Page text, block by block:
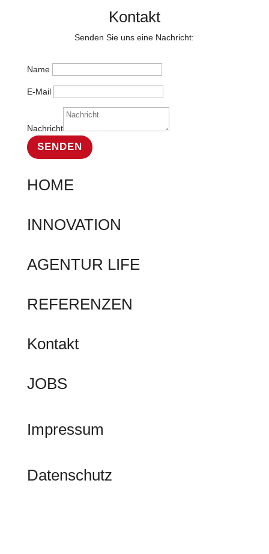
Kontakt
Senden Sie uns eine Nachricht:
Name
E-Mail
Nachricht
SENDEN
HOME
INNOVATION
AGENTUR LIFE
REFERENZEN
Kontakt
JOBS
Impressum
Datenschutz